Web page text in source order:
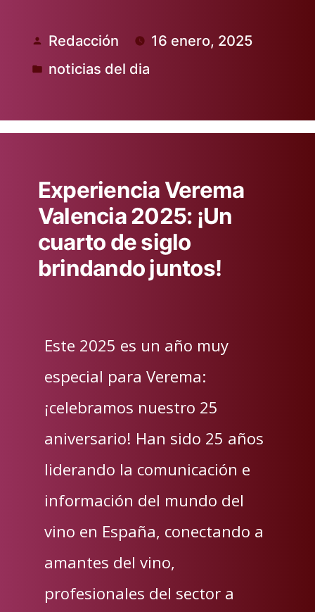
Publicado
por
Redacción 16 enero, 2025
Publicado
noticias del dia
Experiencia Verema
Valencia 2025: ¡Un
cuarto de siglo
brindando juntos!
Este 2025 es un año muy
especial para Verema:
¡celebramos nuestro 25
aniversario! Han sido 25 años
liderando la comunicación e
información del mundo del
vino en España, conectando a
amantes del vino,
profesionales del sector a